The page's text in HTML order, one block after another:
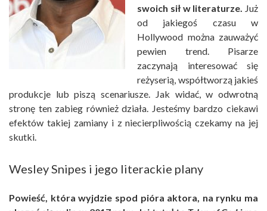
swoich sił w literaturze. Już
od jakiegoś czasu w
Hollywood można zauważyć
pewien trend. Pisarze
zaczynają interesować się
reżyserią, współtworzą jakieś
produkcje lub piszą scenariusze. Jak widać, w odwrotną
stronę ten zabieg również działa. Jesteśmy bardzo ciekawi
efektów takiej zamiany i z niecierpliwością czekamy na jej
skutki.
Wesley Snipes i jego literackie plany
Powieść, która wyjdzie spod pióra aktora, na rynku ma